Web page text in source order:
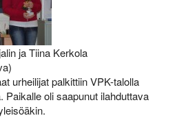
ja Tiina Kerkola
urheilijat palkittiin VPK-talolla
Paikalle oli saapunut ilahduttava